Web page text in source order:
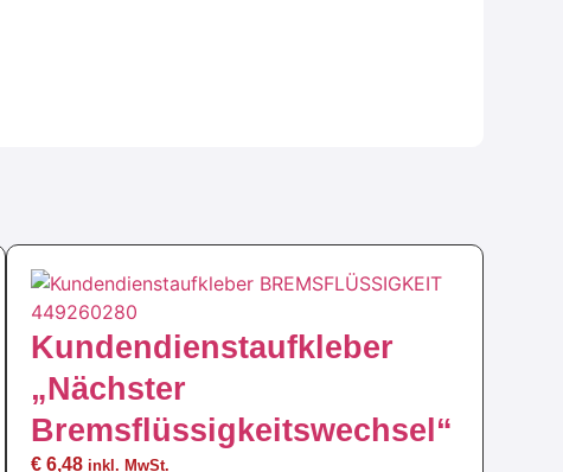
Kundendienstaufkleber
„Nächster
Bremsflüssigkeitswechsel“
€6,48 inkl. MwSt.